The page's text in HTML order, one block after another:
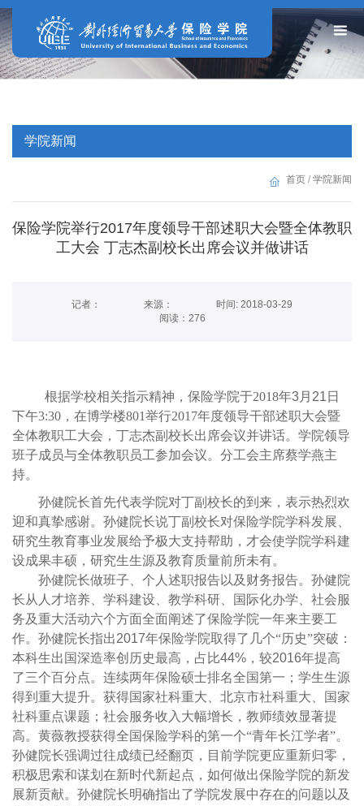
学院新闻
首页 / 学院新闻
保险学院举行2017年度领导干部述职大会暨全体教职
工大会 丁志杰副校长出席会议并做讲话
记者： 来源：
时间: 2018-03-29
阅读： 276
根据学校相关指示精神，保险学院于2018年3月 21 日
下午3:30，在博学楼801举行2017年度领导干部述职大会暨
全体教职工大会，丁志杰副校长出席会议并讲话。学院领导
班子成员与全体教职员工参加会议。分工会主席蔡学燕主
持。
孙健院长首先代表学院对丁副校长的到来，表示热烈欢
迎和真挚感谢。孙健院长说丁副校长对保险学院学科发展、
研究生教育事业发展给予极大支持帮助，才会使学院学科建
设成果丰硕，研究生生源及教育质量前所未有。
孙健院长做班子、个人述职报告以及财务报告。孙健院
长从人才培养、学科建设、教学科研、国际化办学、社会服
务及重大活动六个方面全面阐述了保险学院一年来主要工
作。孙健院长指出2017年保险学院取得了几个“历史”突破：
本科生出国深造率创历史最高，占比44% ，较2016年提高
了三个百分点。连续两年保险硕士排名全国第一；学生生源
得到重大提升。获得国家社科重大、北京市社科重大、国家
社科重点课题；社会服务收入大幅增长，教师绩效显著提
高。黄薇教授获得全国保险学科的第一个“青年长江学者”。
孙健院长强调过往成绩已经翻页，目前学院更应重新归零，
积极思索和谋划在新时代新起点，如何做出保险学院的新发
展新贡献。孙健院长明确指出了学院发展中存在的问题以及